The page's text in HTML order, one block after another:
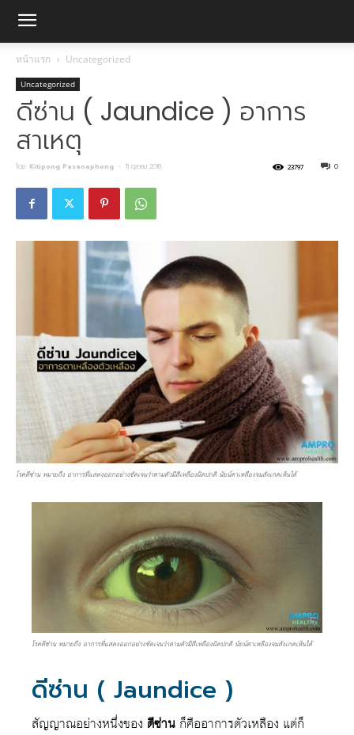
หน้าแรก Uncategorized
Uncategorized
ดีซ่าน ( Jaundice ) อาการ
สาเหตุ
โดย Kitipong Pasanaphong - 11 ตุลาคม 2018 0
23797
โรคดีซ่าน หมายถึง อาการที่แสดงออกอย่างชัดเจนว่าตามตัวมีสีเหลืองผิดปกติ นัยน์ตาเหลืองจนสังเกตเห็นได้
โรคดีซ่าน หมายถึง อาการที่แสดงออกอย่างชัดเจนว่าตามตัวมีสีเหลืองผิดปกติ นัยน์ตาเหลืองจนสังเกตเห็นได้
ดีซ่าน ( Jaundice )
สัญญาณอย่างหนึ่งของ ดีซ่าน ก็คืออาการตัวเหลือง แต่ก็